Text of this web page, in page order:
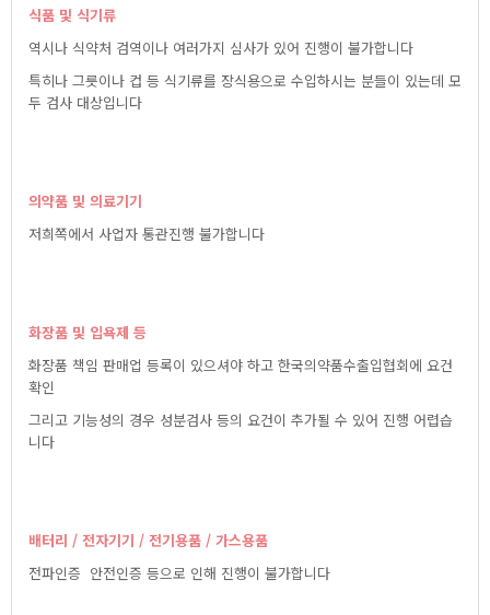
식품및식기류
역시나식약처검역이나여러가지심사가있어진행이불가합니다
특히나그릇이나컵등식기류를장식용으로수입하시는분들이있는데모
두검사대상입니다
의약품및의료기기
저희쪽에서사업자통관진행불가합니다
화장품및입욕제등
화장품책임판매업등록이있으셔야하고한국의약품수출입협회에요건
확인
그리고기능성의경우성분검사등의요건이추가될수있어진행어렵습
니다
배터리/전자기기/전기용품/가스용품
전파인증안전인증등으로인해진행이불가합니다